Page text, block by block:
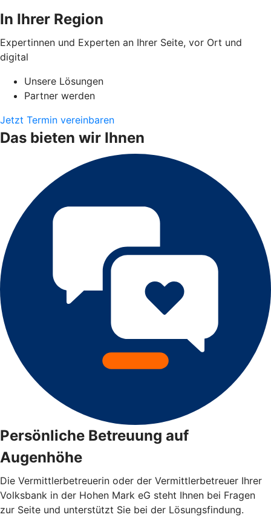
In Ihrer Region
Expertinnen und Experten an Ihrer Seite, vor Ort und
digital
Unsere Lösungen
Partner werden
Jetzt Termin vereinbaren
Das bieten wir Ihnen
Persönliche Betreuung auf
Augenhöhe
Die Vermittlerbetreuerin oder der Vermittlerbetreuer Ihrer
Volksbank in der Hohen Mark eG steht Ihnen bei Fragen
zur Seite und unterstützt Sie bei der Lösungsfindung.